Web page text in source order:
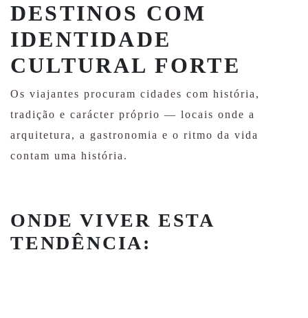
DESTINOS COM
IDENTIDADE
CULTURAL FORTE
Os viajantes procuram cidades com história,
tradição e carácter próprio — locais onde a
arquitetura, a gastronomia e o ritmo da vida
contam uma história.
ONDE VIVER ESTA
TENDÊNCIA: